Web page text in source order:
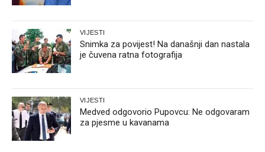
VIJESTI
Snimka za povijest! Na današnji dan nastala
je čuvena ratna fotografija
VIJESTI
Medved odgovorio Pupovcu: Ne odgovaram
za pjesme u kavanama